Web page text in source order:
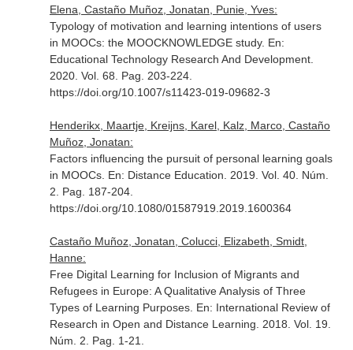
Elena, Castaño Muñoz, Jonatan, Punie, Yves:
Typology of motivation and learning intentions of users
in MOOCs: the MOOCKNOWLEDGE study. En:
Educational Technology Research And Development.
2020. Vol. 68. Pag. 203-224.
https://doi.org/10.1007/s11423-019-09682-3
Henderikx, Maartje, Kreijns, Karel, Kalz, Marco, Castaño
Muñoz, Jonatan:
Factors influencing the pursuit of personal learning goals
in MOOCs. En: Distance Education . 2019. Vol. 40. Núm.
2. Pag. 187-204.
https://doi.org/10.1080/01587919.2019.1600364
Castaño Muñoz, Jonatan, Colucci, Elizabeth, Smidt,
Hanne:
Free Digital Learning for Inclusion of Migrants and
Refugees in Europe: A Qualitative Analysis of Three
Types of Learning Purposes. En: International Review of
Research in Open and Distance Learning . 2018. Vol. 19.
Núm. 2. Pag. 1-21.